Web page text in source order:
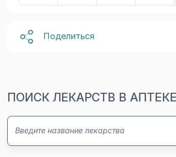
Поделиться
ПОИСК ЛЕКАРСТВ В